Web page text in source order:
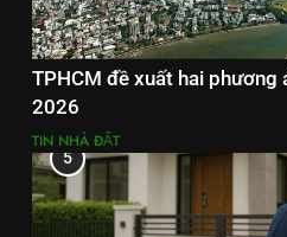
TPHCM đề xuất hai phương
2026
TIN NHÀ ĐẤT
5